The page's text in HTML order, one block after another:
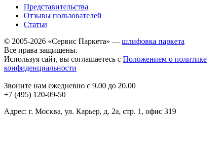
Представительства
Отзывы пользователей
Статьи
© 2005-2026 «Сервис Паркета» — шлифовка паркета
Все права защищены.
Используя сайт, вы соглашаетесь с Положением о политике
конфиденциальности
Звоните нам ежедневно с 9.00 до 20.00
+7 (495) 120-09-50
Адрес: г. Москва, ул. Карьер, д. 2а, стр. 1, офис 319